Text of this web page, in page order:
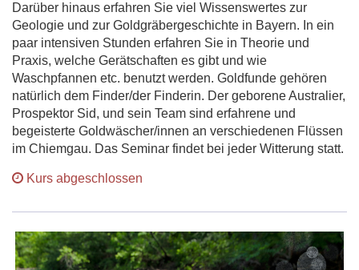
Darüber hinaus erfahren Sie viel Wissenswertes zur
Geologie und zur Goldgräbergeschichte in Bayern. In ein
paar intensiven Stunden erfahren Sie in Theorie und
Praxis, welche Gerätschaften es gibt und wie
Waschpfannen etc. benutzt werden. Goldfunde gehören
natürlich dem Finder/der Finderin. Der geborene Australier,
Prospektor Sid, und sein Team sind erfahrene und
begeisterte Goldwäscher/innen an verschiedenen Flüssen
im Chiemgau. Das Seminar findet bei jeder Witterung statt.
Kurs abgeschlossen